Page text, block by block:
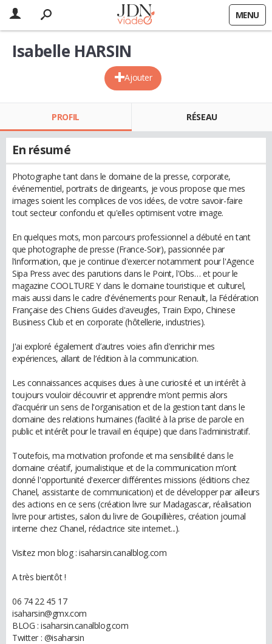
MENU
Ajouter
Isabelle HARSIN
PROFIL RÉSEAU
En résumé
Photographe tant dans le domaine de la presse, corporate,
événementiel, portraits de dirigeants, je vous propose que mes
images soient les complices de vos idées, de votre savoir-faire
tout secteur confondu et qu'elles optimisent votre image.
En quelques mots, mon parcours professionnel a débuté en tant
que photographe de presse (France-Soir), passionnée par
l’information, que je continue d'exercer notamment pour l'Agence
Sipa Press avec des parutions dans le Point, l'Obs… et pour le
magazine COOLTURE Y dans le domaine touristique et culturel,
mais aussi dans le cadre d'événements pour Renault, la Fédération
Française des Chiens Guides d'aveugles, Train Expo, Chinese
Business Club et en corporate (hôtellerie, industries).
J'ai exploré également d’autres voies afin d'enrichir mes
expériences, allant de l’édition à la communication.
Les connaissances acquises dues à une curiosité et un intérêt à
toujours vouloir découvrir et apprendre m’ont permis alors
d’acquérir un sens de l'organisation et de la gestion tant dans le
domaine des relations humaines (facilité à la prise de parole en
public et intérêt pour le travail en équipe) que dans l'administratif.
Toutefois, ma motivation profonde et ma sensibilité dans le
domaine créatif, journalistique et de la communication m’ont
donné l'opportunité d'exercer différentes missions (éditions chez
Chanel, assistante de communication) et de développer par ailleurs
des actions en ce sens (création livre sur Madagascar, réalisation
livre pour artistes, salon du livre de Goupillières, création journal
interne chez Chanel, rédactrice site internet...).
Visitez mon blog : isaharsin.canalblog.com
A très bientôt !
06 74 22 45 17
isaharsin@gmx.com
BLOG : isaharsin.canalblog.com
Twitter : @isaharsin